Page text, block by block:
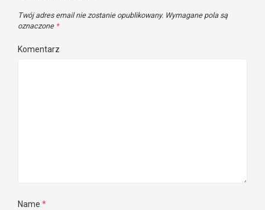
Twój adres email nie zostanie opublikowany. Wymagane pola są
oznaczone *
Komentarz
Name *